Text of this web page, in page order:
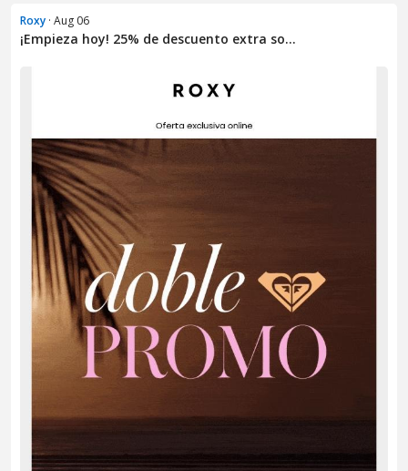
Roxy · Aug 06
¡Empieza hoy! 25% de descuento extra so...